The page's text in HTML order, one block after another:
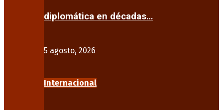
diplomática en décadas…
5 agosto, 2026
Internacional